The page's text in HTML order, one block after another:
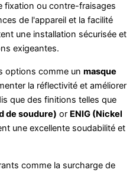
fixation ou contre-fraisages
de l'appareil et la facilité
une installation sécurisée et
exigeantes.
options comme un masque
la réflectivité et améliorer
que des finitions telles que
de soudure) or ENIG (Nickel
une excellente soudabilité et
comme la surcharge de